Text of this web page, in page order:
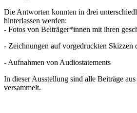
Die Antworten konnten in drei
hinterlassen werden:
- Fotos von Beiträger*innen mit ihren
- Zeichnungen auf vorgedruckten Skizzen
- Aufnahmen von Audiostatements
In dieser Ausstellung sind alle Beiträge
versammelt.